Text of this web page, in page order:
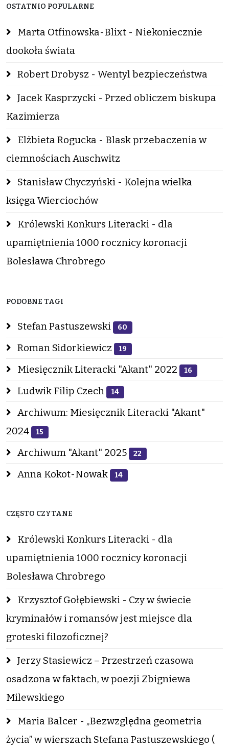
OSTATNIO POPULARNE
Marta Otfinowska-Blixt - Niekoniecznie
dookoła świata
Robert Drobysz - Wentyl bezpieczeństwa
Jacek Kasprzycki - Przed obliczem biskupa
Kazimierza
Elżbieta Rogucka - Blask przebaczenia w
ciemnościach Auschwitz
Stanisław Chyczyński - Kolejna wielka
księga Wierciochów
Królewski Konkurs Literacki - dla
upamiętnienia 1000 rocznicy koronacji
Bolesława Chrobrego
PODOBNE TAGI
Stefan Pastuszewski 60
Roman Sidorkiewicz 19
Miesięcznik Literacki "Akant" 2022 16
Ludwik Filip Czech 14
Archiwum: Miesięcznik Literacki "Akant"
2024
15
Archiwum "Akant" 2025 22
Anna Kokot-Nowak 14
CZĘSTO CZYTANE
Królewski Konkurs Literacki - dla
upamiętnienia 1000 rocznicy koronacji
Bolesława Chrobrego
Krzysztof Gołębiewski - Czy w świecie
kryminałów i romansów jest miejsce dla
groteski filozoficznej?
Jerzy Stasiewicz – Przestrzeń czasowa
osadzona w faktach, w poezji Zbigniewa
Milewskiego
Maria Balcer - „Bezwzględna geometria
życia” w wierszach Stefana Pastuszewskiego (